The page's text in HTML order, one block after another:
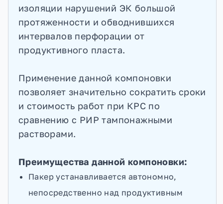
изоляции нарушений ЭК большой
протяженности и обводнившихся
интервалов перфорации от
продуктивного пласта.
Применение данной компоновки
позволяет значительно сократить сроки
и стоимость работ при КРС по
сравнению с РИР тампонажными
растворами.
Преимущества данной компоновки:
Пакер устанавливается автономно,
непосредственно над продуктивным